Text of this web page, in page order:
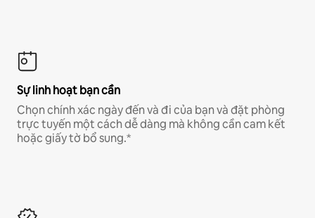
Sự linh hoạt bạn cần
Chọn chính xác ngày đến và đi của bạn và đặt phòng
trực tuyến một cách dễ dàng mà không cần cam kết
hoặc giấy tờ bổ sung.*